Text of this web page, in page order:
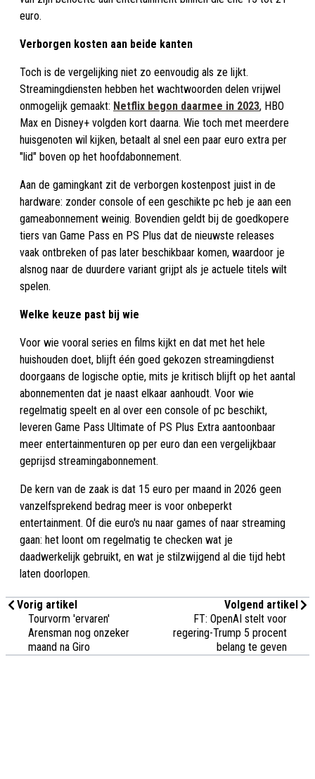
euro.
Verborgen kosten aan beide kanten
Toch is de vergelijking niet zo eenvoudig als ze lijkt.
Streamingdiensten hebben het wachtwoorden delen vrijwel
onmogelijk gemaakt: Netflix begon daarmee in 2023, HBO
Max en Disney+ volgden kort daarna. Wie toch met meerdere
huisgenoten wil kijken, betaalt al snel een paar euro extra per
"lid" boven op het hoofdabonnement.
Aan de gamingkant zit de verborgen kostenpost juist in de
hardware: zonder console of een geschikte pc heb je aan een
gameabonnement weinig. Bovendien geldt bij de goedkopere
tiers van Game Pass en PS Plus dat de nieuwste releases
vaak ontbreken of pas later beschikbaar komen, waardoor je
alsnog naar de duurdere variant grijpt als je actuele titels wilt
spelen.
Welke keuze past bij wie
Voor wie vooral series en films kijkt en dat met het hele
huishouden doet, blijft één goed gekozen streamingdienst
doorgaans de logische optie, mits je kritisch blijft op het aantal
abonnementen dat je naast elkaar aanhoudt. Voor wie
regelmatig speelt en al over een console of pc beschikt,
leveren Game Pass Ultimate of PS Plus Extra aantoonbaar
meer entertainmenturen op per euro dan een vergelijkbaar
geprijsd streamingabonnement.
De kern van de zaak is dat 15 euro per maand in 2026 geen
vanzelfsprekend bedrag meer is voor onbeperkt
entertainment. Of die euro's nu naar games of naar streaming
gaan: het loont om regelmatig te checken wat je
daadwerkelijk gebruikt, en wat je stilzwijgend al die tijd hebt
laten doorlopen.
Vorig artikel
Tourvorm 'ervaren'
Arensman nog onzeker
maand na Giro
Volgend artikel
FT: OpenAI stelt voor
regering-Trump 5 procent
belang te geven